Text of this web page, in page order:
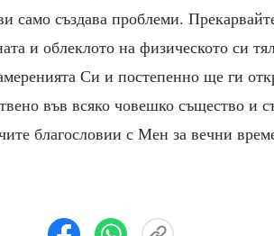
само създава проблеми.
и облеклото на физическото си
Си и постепенно ще ги
във всяко човешко същество и
благословии с Мен за вечни